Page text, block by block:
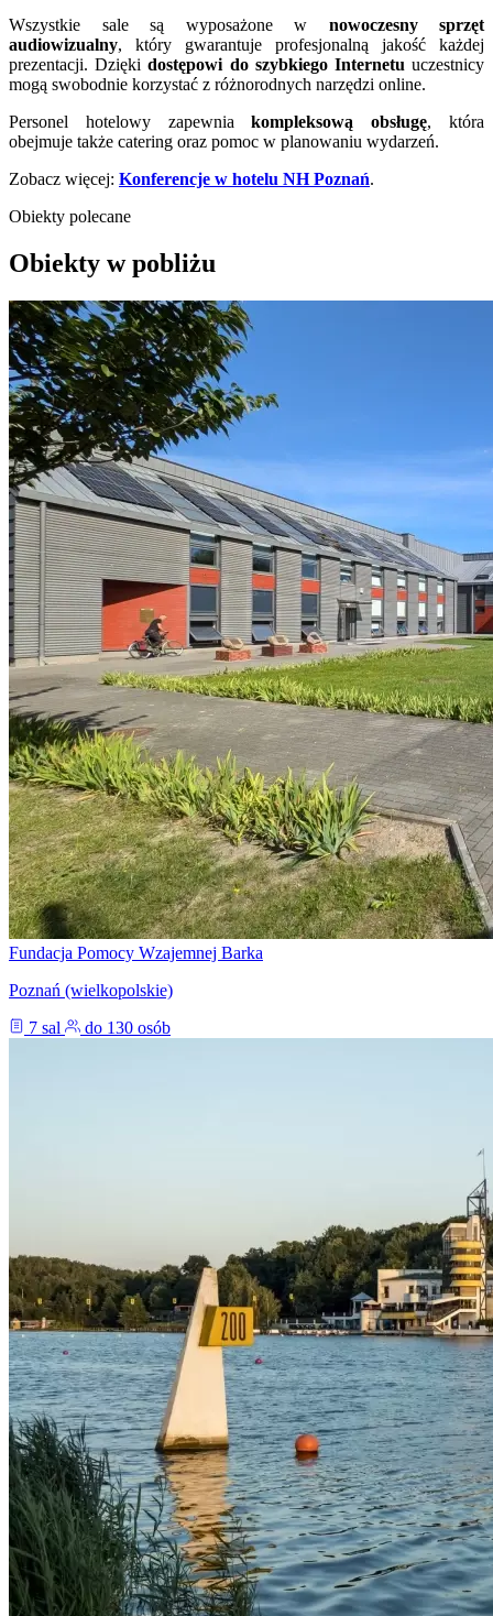
Wszystkie sale są wyposażone w nowoczesny sprzęt
audiowizualny, który gwarantuje profesjonalną jakość każdej
prezentacji. Dziękidostępowi do szybkiego Internetu uczestnicy
mogą swobodnie korzystać z różnorodnych narzędzi online.
Personel hotelowy zapewniakompleksową obsługę, która
obejmuje także catering oraz pomoc w planowaniu wydarzeń.
Zobacz więcej: Konferencje w hotelu NH Poznań.
Obiekty polecane
Obiekty w pobliżu
Fundacja Pomocy Wzajemnej Barka
Poznań (wielkopolskie)
7 sal
do 130 osób